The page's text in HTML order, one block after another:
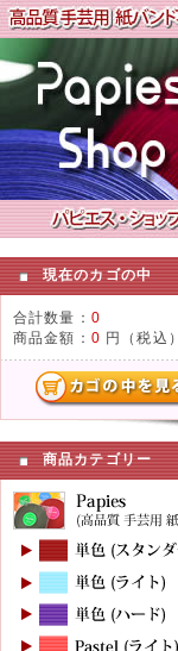
現在のカゴの中
合計数量： 0
商品金額： 0 円（税込）
商品カテゴリー